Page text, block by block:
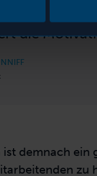
Ziele und
die
ist demnach
zu